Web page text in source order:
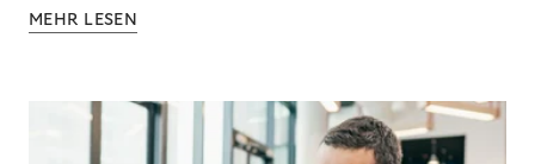
MEHR LESEN